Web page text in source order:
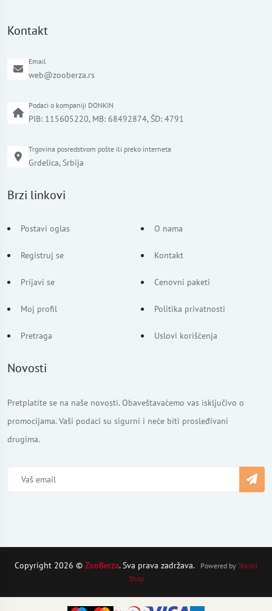
Kontakt
Email
web@zooberza.rs
Podaci o kompaniji DONKIN
PIB: 115605220, MB: 68492874, ŠD: 4791
Trgovina posredstvom pošte ili preko interneta
Grdelica, Srbija
Brzi linkovi
Postavi oglas
Registruj se
Prijavi se
Moj profil
Pretraga
O nama
Kontakt
Cenovni paketi
Politika privatnosti
Uslovi korišćenja
Novosti
Pretplatite se na naše novosti. Obaveštavaćemo vas isključivo o
promocijama. Vaši podaci su sigurni i neće biti prosleđivani
drugima.
Copyright 2026 © ZooBerza. Sva prava zadržava. Powered by Tekstil
Shop